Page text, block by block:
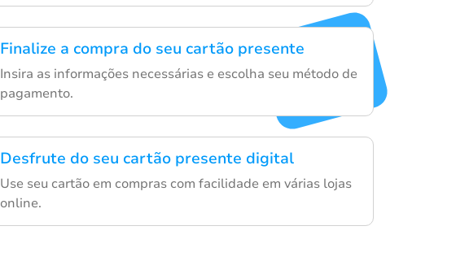
Finalize a compra do seu cartão presente
Insira as informações necessárias e escolha seu método de
pagamento.
Desfrute do seu cartão presente digital
Use seu cartão em compras com facilidade em várias lojas
online.